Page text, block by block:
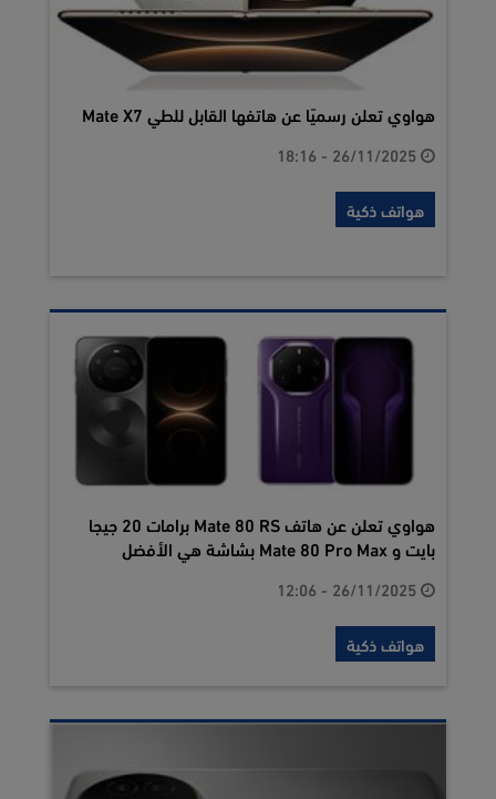
هواوي تعلن رسميًا عن هاتفها القابل للطي Mate X7
هواتف ذكية
هواوي تعلن عن هاتف Mate 80 RS برامات 20 جيجا
بايت و Mate 80 Pro Max بشاشة هي الأفضل
هواتف ذكية